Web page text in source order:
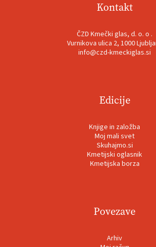
Kontakt
ČZD Kmečki glas, d. o. o .
Vurnikova ulica 2, 1000
info@czd-kmeckiglas.si
Edicije
Knjige in založba
Moj mali svet
Skuhajmo.si
Kmetijski oglasnik
Kmetijska borza
Povezave
Arhiv